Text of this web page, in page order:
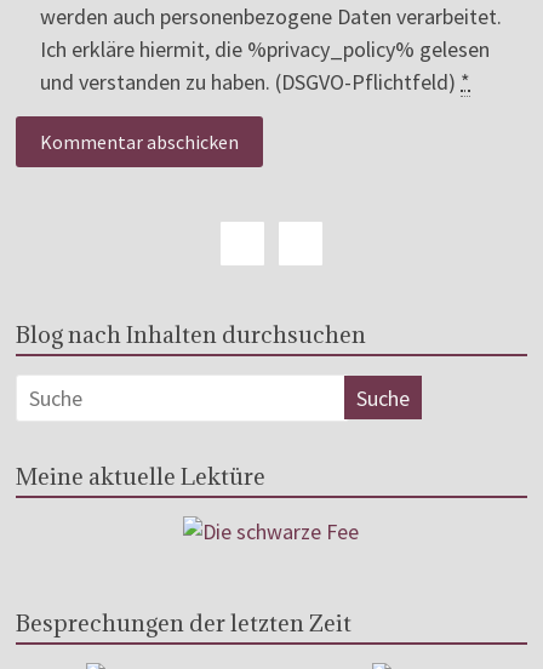
werden auch personenbezogene Daten verarbeitet.
Ich erkläre hiermit, die %privacy_policy% gelesen
und verstanden zu haben. (DSGVO-Pflichtfeld) *
Blog nach Inhalten durchsuchen
Meine aktuelle Lektüre
Besprechungen der letzten Zeit